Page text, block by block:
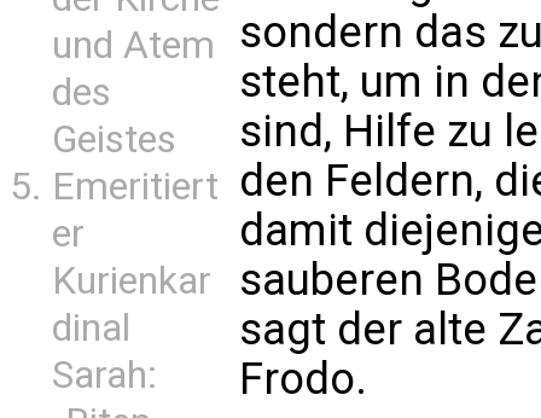
und Atem
des
Geistes
Emeritiert
er
Kurienkar
dinal
Sarah:
sondern das
steht, um in
sind, Hilfe zu
den Feldern,
damit
sauberen
sagt der alte
Frodo.